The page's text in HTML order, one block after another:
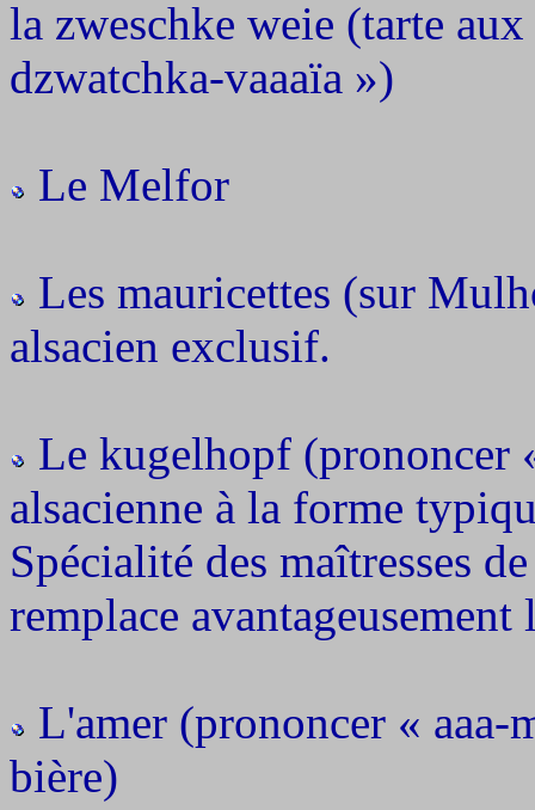
la zweschke weie (tarte
dzwatchka-vaaaïa »)
Le Melfor
Les mauricettes (sur
alsacien exclusif.
Le kugelhopf (prononcer
alsacienne à la forme
Spécialité des maîtresses
remplace
L'amer (prononcer « aaa-
bière)